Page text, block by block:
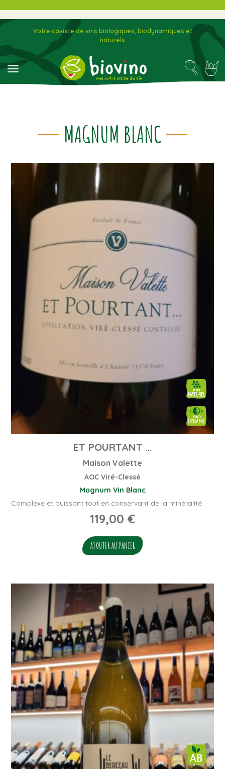
toggle navigation
Votre caviste de vins biologiques, biodynamiques et
naturels
MAGNUM BLANC
ET POURTANT …
Maison Valette
AOC Viré-Clessé
Magnum Vin Blanc
Complexe et puissant tout en conservant de la minéralité
119,00 €
AJOUTER AU PANIER